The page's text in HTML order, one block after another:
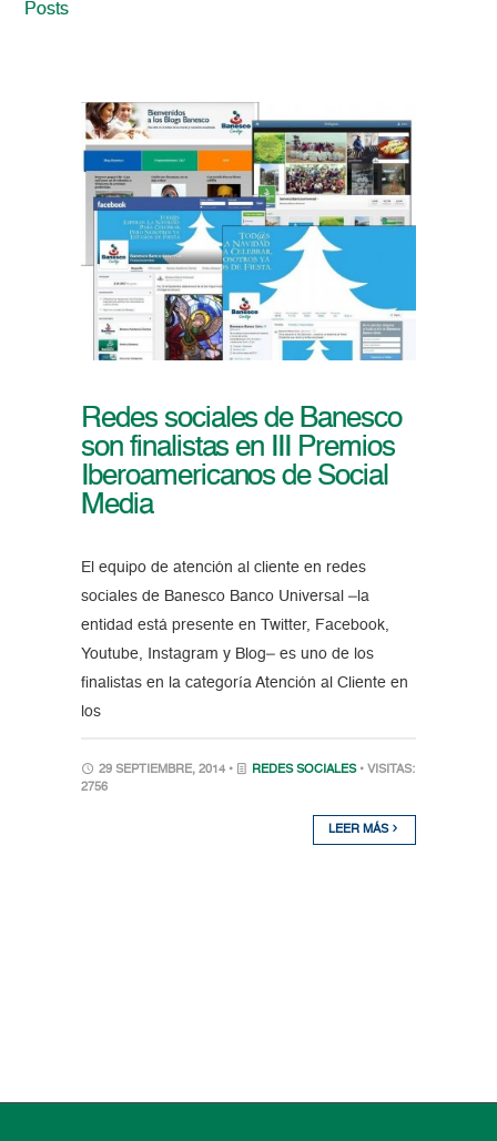
Posts
Redes sociales de Banesco
son finalistas en III Premios
Iberoamericanos de Social
Media
El equipo de atención al cliente en redes
sociales de Banesco Banco Universal –la
entidad está presente en Twitter, Facebook,
Youtube, Instagram y Blog– es uno de los
finalistas en la categoría Atención al Cliente en
los
29 SEPTIEMBRE, 2014 • REDES SOCIALES • VISITAS:
2756
LEER MÁS